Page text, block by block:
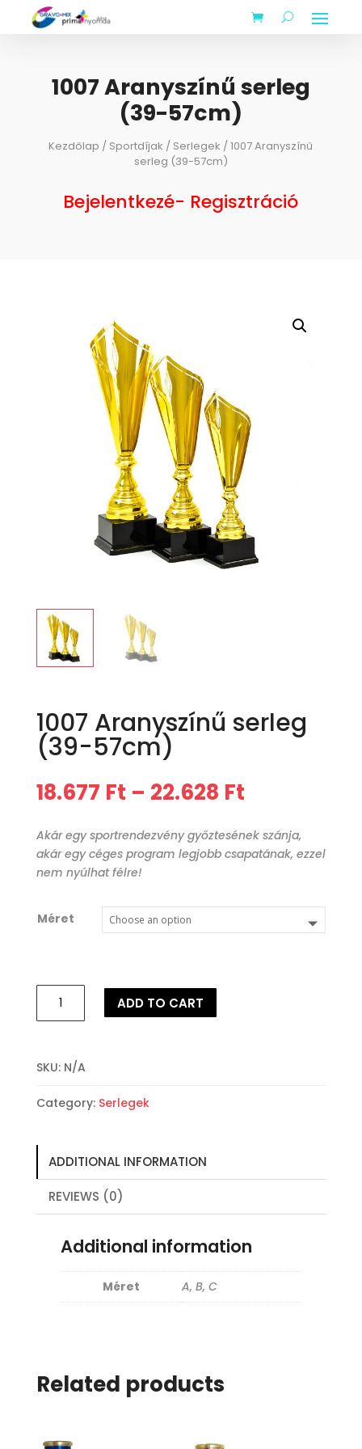
1007 Aranyszínű serleg
(39-57cm)
Kezdőlap / Sportdíjak / Serlegek / 1007 Aranyszínű
serleg (39-57cm)
Bejelentkezé- Regisztráció
1007 Aranyszínű serleg
(39-57cm)
18.677 Ft – 22.628 Ft
Akár egy sportrendezvény győztesének szánja,
akár egy céges program legjobb csapatának, ezzel
nem nyúlhat félre!
Méret
Aranyszínű
57cm)
ADD TO CART
SKU: N/A
Category: Serlegek
ADDITIONAL INFORMATION
REVIEWS (0)
Additional information
Méret A, B, C
Related products